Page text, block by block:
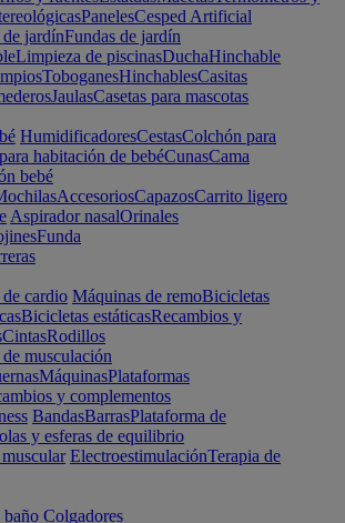
PanelesCesped Artificial
jardínFundas de jardín
Limpieza de piscinasDuchaHinchable
ToboganesHinchablesCasitas
JaulasCasetas para mascotas
HumidificadoresCestasColchón para
habitación de bebéCunasCama
bebé
AccesoriosCapazosCarrito ligero
Aspirador nasalOrinales
Funda
cardio Máquinas de remoBicicletas
Bicicletas estáticasRecambios y
CintasRodillos
musculación
MáquinasPlataformas
y complementos
BandasBarrasPlataforma de
y esferas de equilibrio
ElectroestimulaciónTerapia de
baño Colgadores